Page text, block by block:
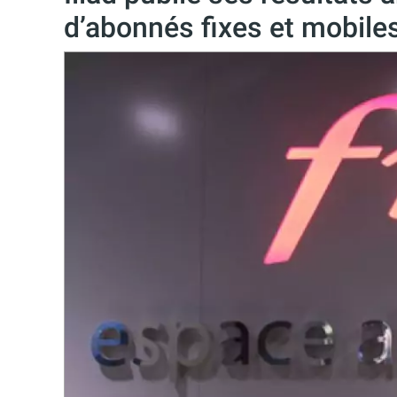
d’abonnés fixes et